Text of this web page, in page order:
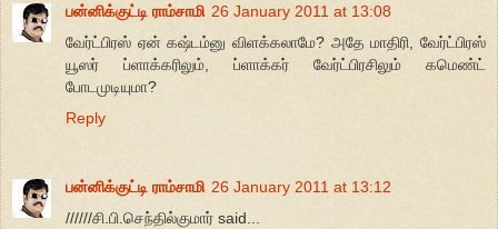
பன்னிக்குட்டி ராம்சாமி 26 January 2011 at 13:08
வேர்ட்பிரஸ் ஏன் கஷ்டம்னு விளக்கலாமே? அதே மாதிரி, வேர்ட்பிரஸ்
யூஸர் ப்ளாக்கரிலும், ப்ளாக்கர் வேர்ட்பிரசிலும் கமெண்ட்
போடமுடியுமா?
Reply
பன்னிக்குட்டி ராம்சாமி 26 January 2011 at 13:12
//////சி.பி.செந்தில்குமார் said...